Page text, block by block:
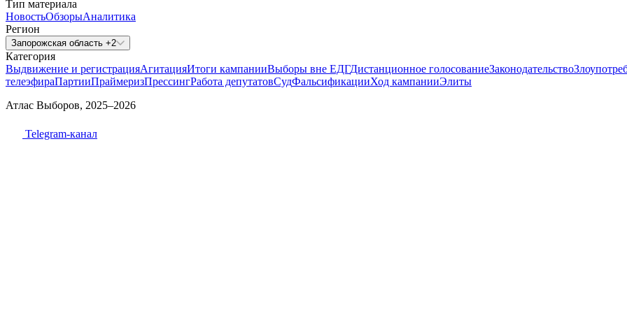
Тип материала
НовостьОбзорыАналитика
Регион
Запорожская область +2
Категория
Выдвижение и регистрацияАгитацияИтоги кампанииВыборы вне ЕДГДистанционное голосованиеЗаконодательство
телеэфираПартииПраймеризПрессингРабота депутатовСудФальсификацииХод кампанииЭлиты
Атлас Выборов, 2025–2026
Telegram-канал